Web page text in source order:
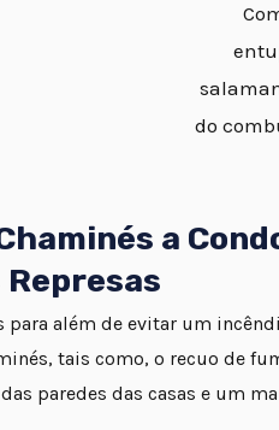
do
a
Represas
para além de evitar um
tais como, o recuo de
paredes das casas e um